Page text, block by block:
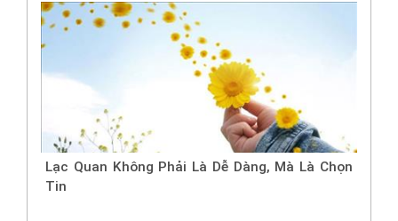
Lạc Quan Không Phải Là Dễ Dàng, Mà Là Chọn
Tin